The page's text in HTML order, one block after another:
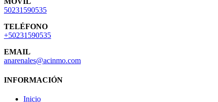
50231590535
TELÉFONO
+50231590535
EMAIL
anarenales@acinmo.com
INFORMACIÓN
Inicio